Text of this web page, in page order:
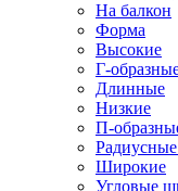
На балкон
Форма
Высокие
Г-
Длинные
Низкие
П-
Широкие
Угловые